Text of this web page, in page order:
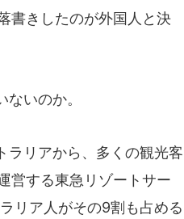
書きしたのが外国人と決
いのか。
ラリアから、多くの観光客
営する東急リゾートサー
リア人がその9割も占める